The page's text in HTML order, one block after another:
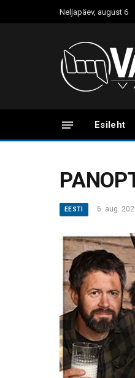
Neljapäev, august 6
Esileht
EESTI 6. aug.